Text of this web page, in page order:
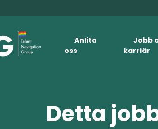
Anlita
oss
Jobb
karriär
Detta